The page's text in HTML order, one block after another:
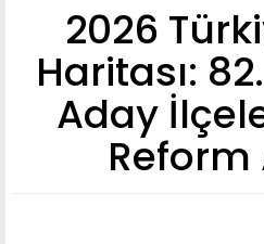
2026
Haritası:
Aday
Reform